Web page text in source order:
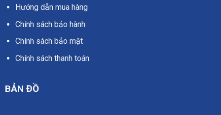
Hướng dẫn mua hàng
Chính sách bảo hành
Chính sách bảo mật
Chính sách thanh toán
BẢN ĐỒ